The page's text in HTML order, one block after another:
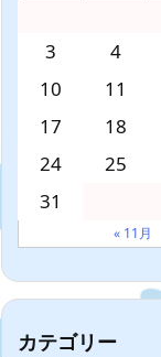
3
4
10
11
17
18
24
25
31
« 11月
カテゴリー